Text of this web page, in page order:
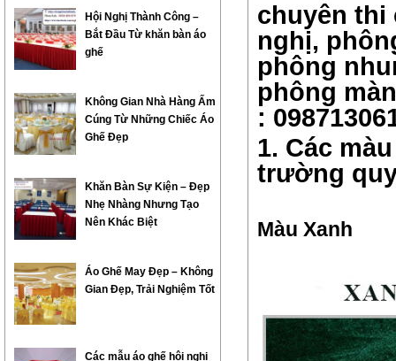
chuyên
nghị,
phông
phông
:
1. Các
trường
Màu Xanh
Hội Nghị Thành Công –
Bắt Đầu Từ khăn bàn áo
ghế
Không Gian Nhà Hàng Ấm
Cúng Từ Những Chiếc Áo
Ghế Đẹp
Khăn Bàn Sự Kiện – Đẹp
Nhẹ Nhàng Nhưng Tạo
Nên Khác Biệt
Áo Ghế May Đẹp – Không
Gian Đẹp, Trải Nghiệm Tốt
Các mẫu áo ghế hội nghị